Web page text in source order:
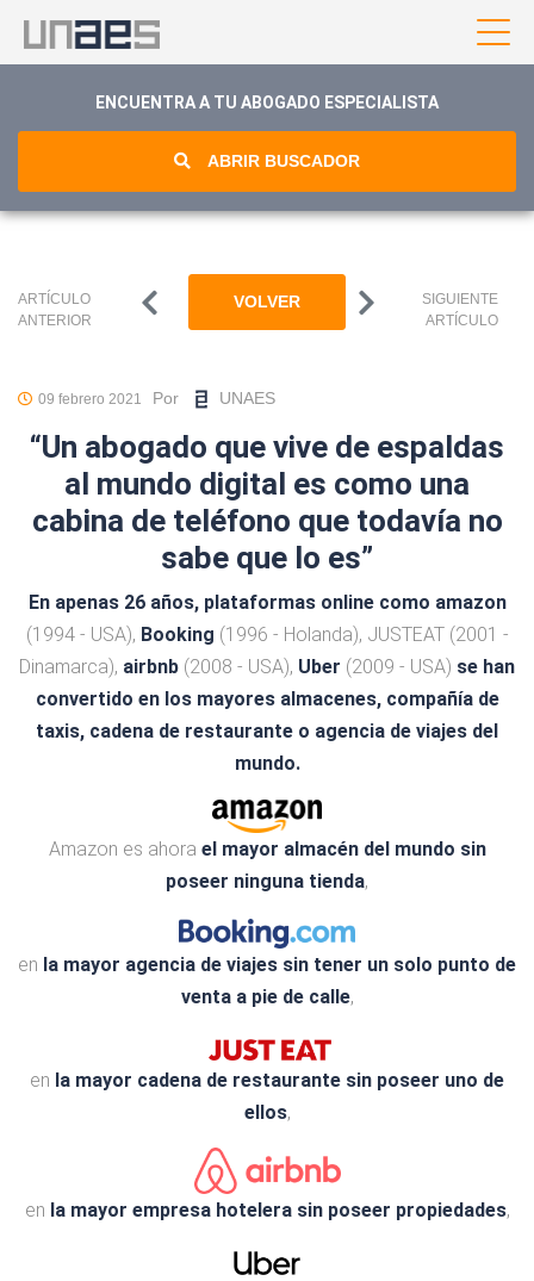
ENCUENTRA A TU ABOGADO ESPECIALISTA
ABRIR BUSCADOR
ARTÍCULO
ANTERIOR
VOLVER
SIGUIENTE
ARTÍCULO
09 febrero 2021 Por UNAES
“Un abogado que vive de espaldas
al mundo digital es como una
cabina de teléfono que todavía no
sabe que lo es”
En apenas 26 años, plataformas online como amazon
(1994 - USA), Booking (1996 - Holanda), JUSTEAT (2001 -
Dinamarca), airbnb (2008 - USA), Uber (2009 - USA) se han
convertido en los mayores almacenes, compañía de
taxis, cadena de restaurante o agencia de viajes del
mundo.
Amazon es ahora el mayor almacén del mundo sin
poseer ninguna tienda,
en la mayor agencia de viajes sin tener un solo punto de
venta a pie de calle,
en la mayor cadena de restaurante sin poseer uno de
ellos,
en la mayor empresa hotelera sin poseer propiedades,